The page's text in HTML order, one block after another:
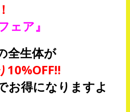
ェア』
全生体が
10%OFF‼
お得になりますよ